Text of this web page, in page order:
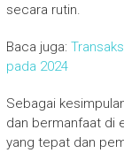
secara rutin.
Baca juga:
pada 2024
Sebagai
dan bermanfaat di
yang tepat dan